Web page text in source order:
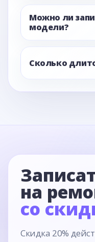
Можно ли
модели?
Сколько
на
со
Скидка 20%